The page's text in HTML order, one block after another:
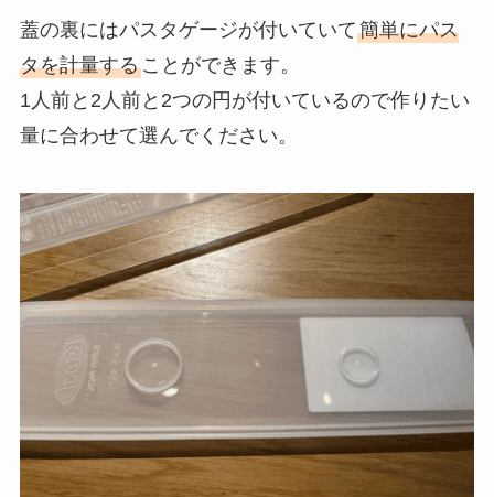
蓋の裏にはパスタゲージが付いていて簡単にパス
タを計量することができます。
1人前と2人前と2つの円が付いているので作りたい
量に合わせて選んでください。